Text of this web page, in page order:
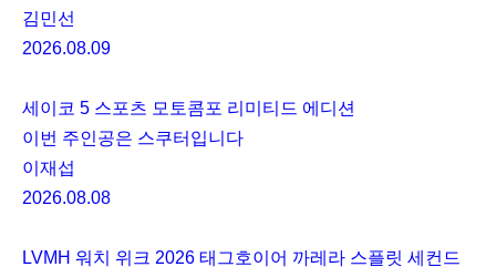
김민선
2026.08.09
세이코 5 스포츠 모토콤포 리미티드 에디션
이번 주인공은 스쿠터입니다
이재섭
2026.08.08
LVMH 워치 위크 2026 태그호이어 까레라 스플릿 세컨드